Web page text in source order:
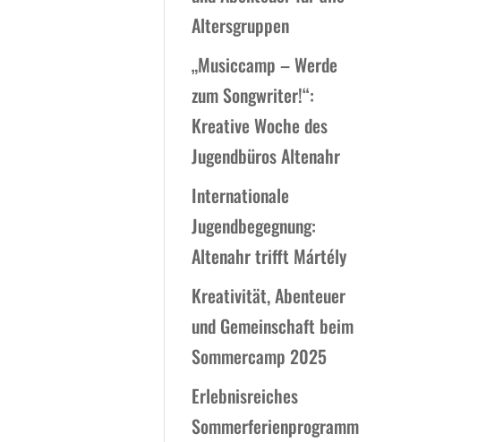
Altersgruppen
„Musiccamp – Werde
zum Songwriter!“:
Kreative Woche des
Jugendbüros Altenahr
Internationale
Jugendbegegnung:
Altenahr trifft Mártély
Kreativität, Abenteuer
und Gemeinschaft beim
Sommercamp 2025
Erlebnisreiches
Sommerferienprogramm